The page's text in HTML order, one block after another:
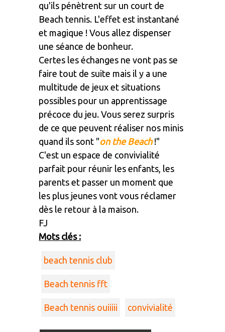
qu'ils pénètrent sur un court de
Beach tennis. L'effet est instantané
et magique ! Vous allez dispenser
une séance de bonheur.
Certes les échanges ne vont pas se
faire tout de suite mais il y a une
multitude de jeux et situations
possibles pour un apprentissage
précoce du jeu. Vous serez surpris
de ce que peuvent réaliser nos minis
quand ils sont "on the Beach!"
C'est un espace de convivialité
parfait pour réunir les enfants, les
parents et passer un moment que
les plus jeunes vont vous réclamer
dès le retour à la maison.
FJ
Mots clés :
beach tennis club
Beach tennis fft
Beach tennis ouiiiii convivialité